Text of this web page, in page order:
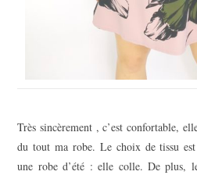
Très sincèrement , c’est confortable,
du tout ma robe. Le choix de tissu
une robe d’été : elle colle. De plus,